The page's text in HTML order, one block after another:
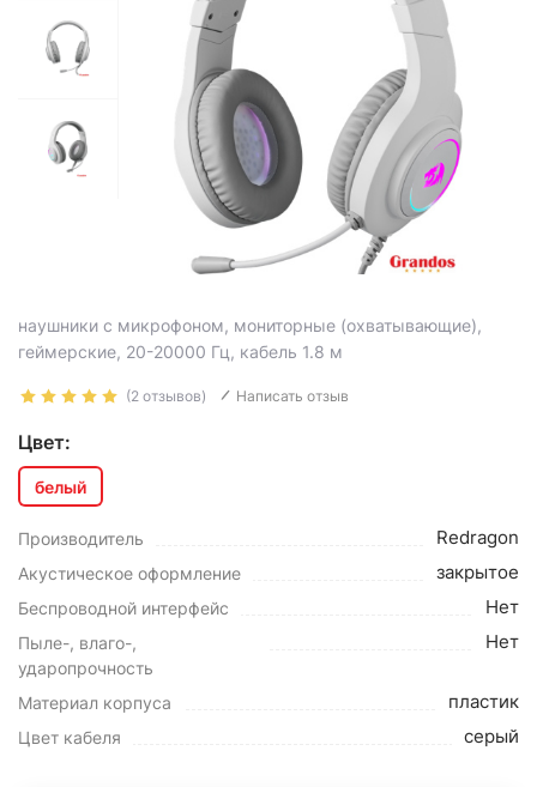
наушники с микрофоном, мониторные (охватывающие),
геймерские, 20-20000 Гц, кабель 1.8 м
(2 отзывов) Написать отзыв
Цвет:
белый
Производитель Redragon
Акустическое оформление закрытое
Беспроводной интерфейс Нет
Пыле-, влаго-,
ударопрочность
Нет
Материал корпуса пластик
Цвет кабеля серый